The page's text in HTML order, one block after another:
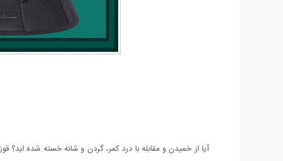
آیا از خمیدن و مقابله با درد کمر، گردن و شانه خسته شده